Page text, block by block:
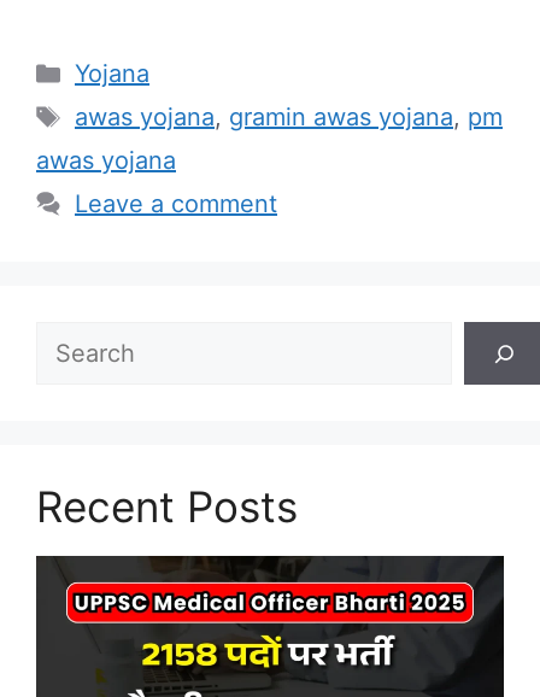
Categories
Yojana
Tags
awas yojana, gramin awas yojana, pm
awas yojana
Leave a comment
Search
Recent Posts